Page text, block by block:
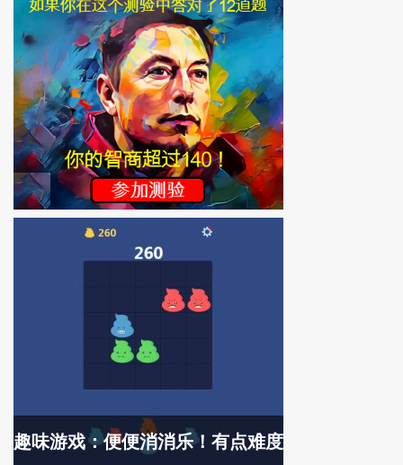
趣味游戏：便便消消乐！有点难度